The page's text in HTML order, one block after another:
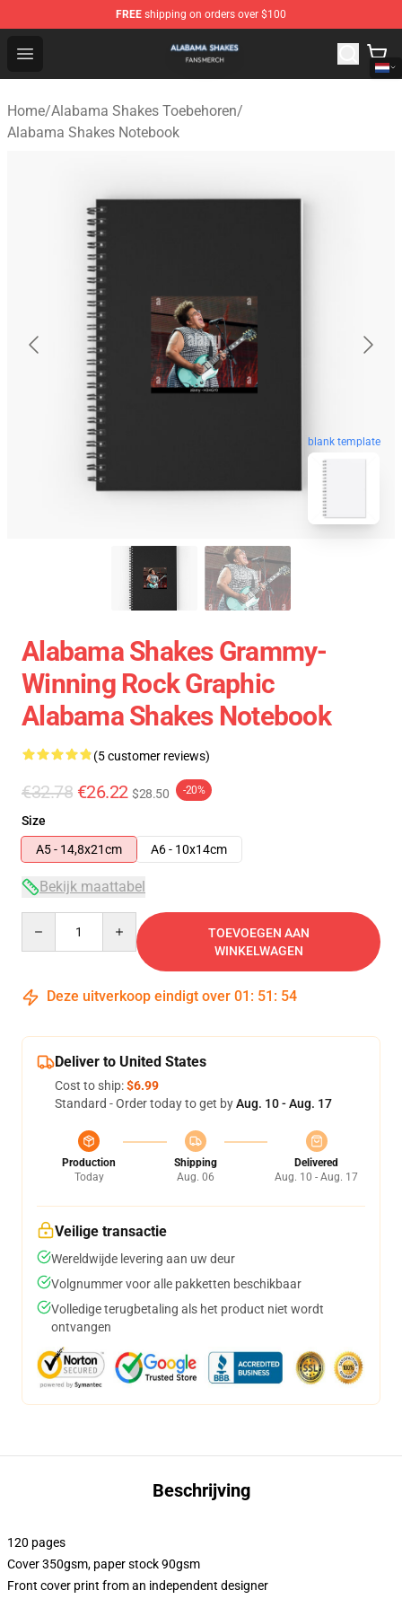
FREE shipping on orders over $100
Open menu
Alabama Shakes Shop - Official Alabama Shakes
Home/Alabama Shakes Toebehoren/
Alabama Shakes Notebook
blank template
Alabama Shakes Grammy-
Winning Rock Graphic
Alabama Shakes Notebook
(5 customer reviews)
€32.78 €26.22 $28.50 -20%
Size
A5 - 14,8x21cm
A6 - 10x14cm
Bekijk maattabel
TOEVOEGEN AAN
WINKELWAGEN
Deze uitverkoop eindigt over 01 : 51 : 54
Deliver to United States
Cost to ship:$6.99
Standard - Order today to get byAug. 10 - Aug. 17
Production
Today
Shipping
Aug. 06
Delivered
Aug. 10 - Aug. 17
Veilige transactie
Wereldwijde levering aan uw deur
Volgnummer voor alle pakketten beschikbaar
Volledige terugbetaling als het product niet wordt
ontvangen
Beschrijving
120 pages
Cover 350gsm, paper stock 90gsm
Front cover print from an independent designer